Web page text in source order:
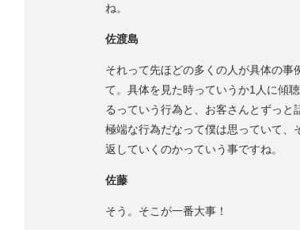
ね。
佐渡島
それって先ほどの多くの人が具体の事
て。具体を見た時っていうか1人に傾
るっていう行為と、お客さんとずっと
極端な行為だなって僕は思っていて、
返していくのかっていう事ですね。
佐藤
そう。そこが一番大事！